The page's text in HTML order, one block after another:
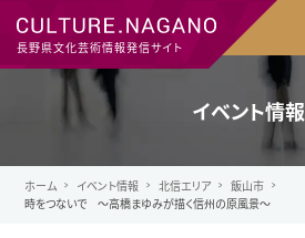
長野県文化芸術情報発信サイト
イベント情報
ホーム イベント情報 北信エリア
飯山市
時をつないで ～高橋まゆみが描く信州の原風景～